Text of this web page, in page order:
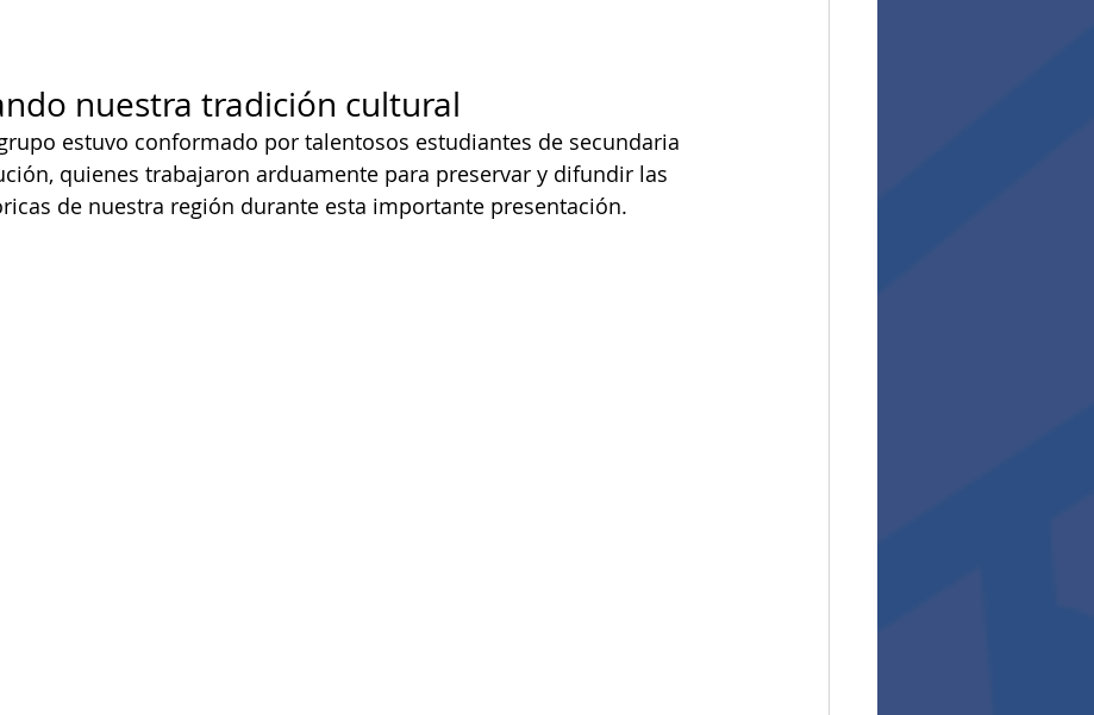
nuestra tradición cultural
estuvo conformado por talentosos estudiantes de secundaria
quienes trabajaron arduamente para preservar y difundir las
de nuestra región durante esta importante presentación.